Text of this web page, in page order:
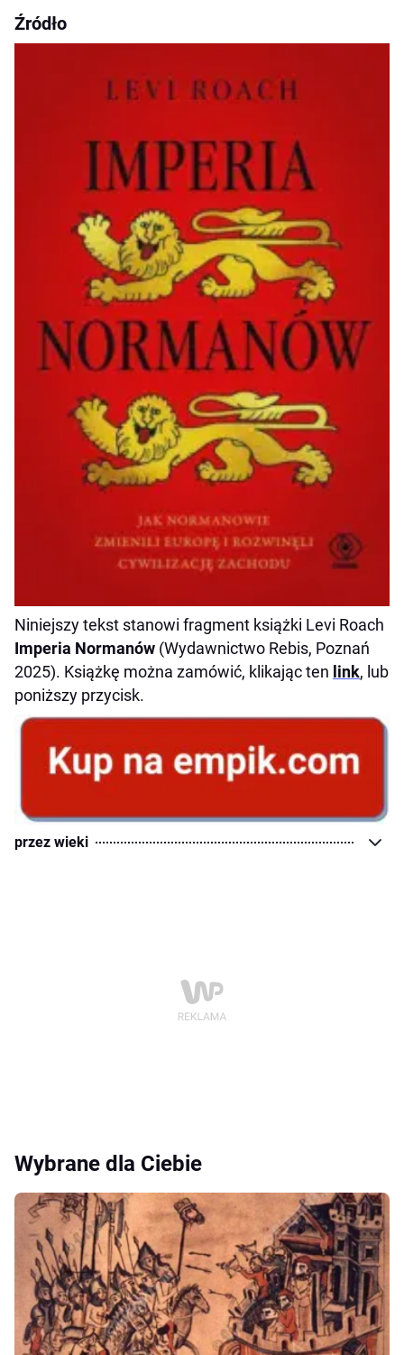
Źródło
Niniejszy tekst stanowi fragment książki Levi Roach
Imperia Normanów (Wydawnictwo Rebis, Poznań
2025). Książkę można zamówić, klikając ten link, lub
poniższy przycisk.
przez wieki
Wybrane dla Ciebie